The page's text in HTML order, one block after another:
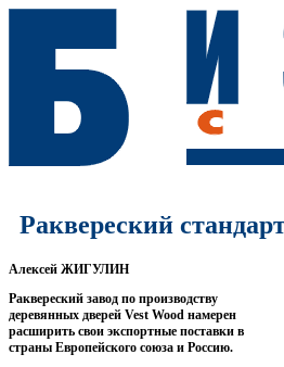
Раквереский
Алексей ЖИГУЛИН
Раквереский завод по производству
деревянных дверей Vest Wood намерен
расширить свои экспортные поставки в
страны Европейского союза и Россию.